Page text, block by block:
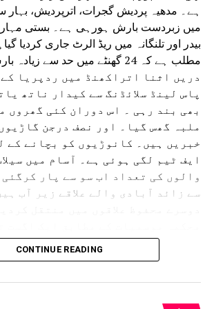
میں زبردست بارش ہورہی ہے۔ بستی
بیدر اور تلنگانہ میں ریڈ الرٹ جاری کردیا
مطلب ہے کہ 24 گھنٹے میں حد سے زیادہ بارش۔
دریں اثنا اتراکھنڈ میں ردپریا
پاس لینڈ سلائڈنگ سے کیدار ناتھ
بھی بند رہی ۔ اس دوران کئی گھروں
ملبہ گھس گیا۔ اور نصف درجن
خبریں ہیں۔ کانوڑیوں کو بچانے کے
ایف ٹیم لگی ہوئی ہے۔ آسام میں
والوں کی تعداد اب سو سے پار کرگئی
سے زائد آبادی والے علاقے زیر آب
دوسری ریاستوں میں بھاری بارش اور
امکانات ہیں۔آسام میں تنسکویا،
CONTINUE READING